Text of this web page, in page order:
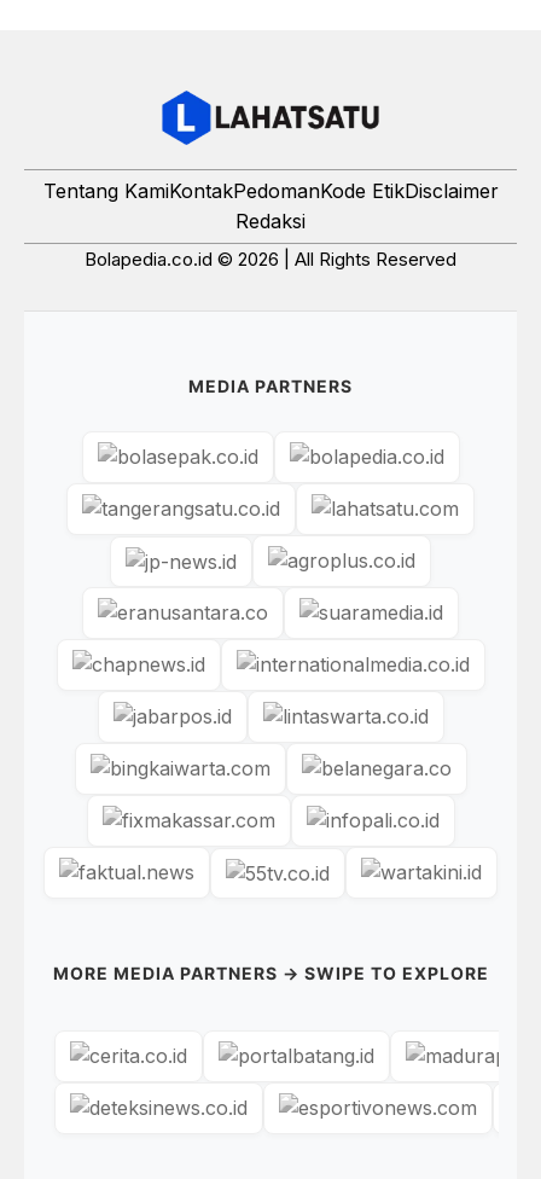
Tentang KamiKontakPedomanKode EtikDisclaimer
Redaksi
Bolapedia.co.id © 2026 | All Rights Reserved
MEDIA PARTNERS
MORE MEDIA PARTNERS → SWIPE TO EXPLORE